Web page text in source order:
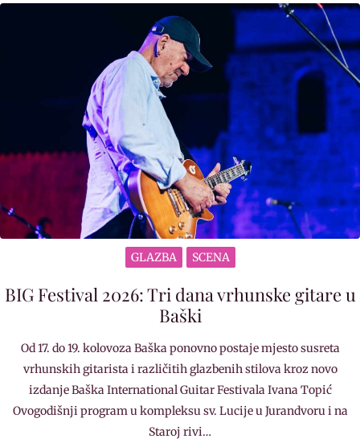
GLAZBA SCENA
BIG Festival 2026: Tri dana vrhunske gitare u
Baški
Od 17. do 19. kolovoza Baška ponovno postaje mjesto susreta
vrhunskih gitarista i različitih glazbenih stilova kroz novo
izdanje Baška International Guitar Festivala Ivana Topić
Ovogodišnji program u kompleksu sv. Lucije u Jurandvoru i na
Staroj rivi…